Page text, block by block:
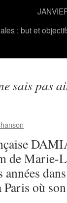
: but et
sais pas
de Marie-
Paris où